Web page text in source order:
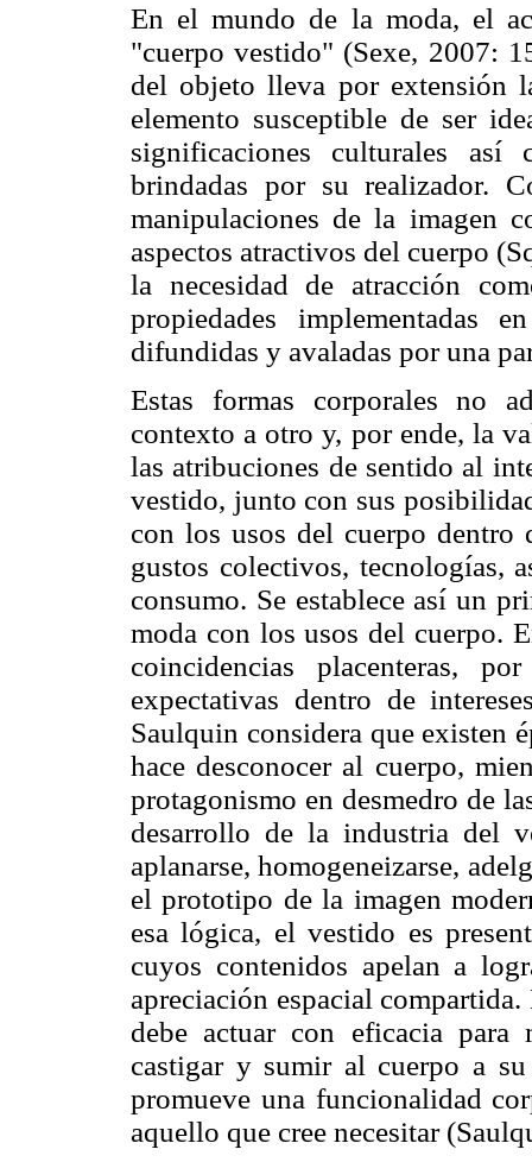
En el mundo de la moda, el
"cuerpo vestido" (Sexe, 2007:
del objeto lleva por extensión
elemento susceptible de ser
significaciones culturales así
brindadas por su realizador.
manipulaciones de la imagen
aspectos atractivos del cuerpo
la necesidad de atracción
propiedades implementadas
difundidas y avaladas por una
Estas formas corporales no
contexto a otro y, por ende, la
las atribuciones de sentido al
vestido, junto con sus
con los usos del cuerpo dentro
gustos colectivos, tecnologías,
consumo. Se establece así un
moda con los usos del cuerpo.
coincidencias placenteras,
expectativas dentro de
Saulquin considera que existen
hace desconocer al cuerpo,
protagonismo en desmedro de
desarrollo de la industria del
aplanarse, homogeneizarse,
el prototipo de la imagen
esa lógica, el vestido es
cuyos contenidos apelan a
apreciación espacial
debe actuar con eficacia para
castigar y sumir al cuerpo a
promueve una funcionalidad
aquello que cree necesitar